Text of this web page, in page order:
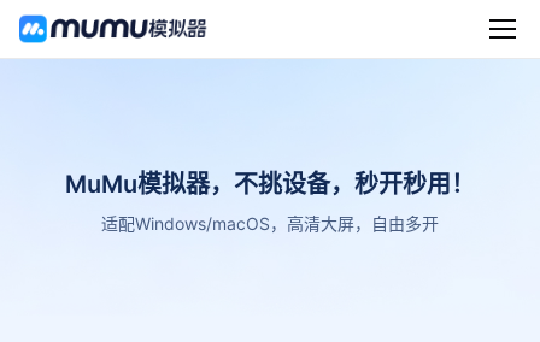
MuMu模拟器，不挑设备，秒开秒用！
适配Windows/macOS，高清大屏，自由多开